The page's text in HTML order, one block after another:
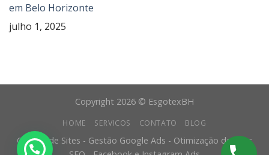
em Belo Horizonte
julho 1, 2025
Copyright 2026 © EsgotexBH
HOME SERVICOS CONTATO BLOG
Criação de Sites - Gestão Google Ads - Otimização de Sites